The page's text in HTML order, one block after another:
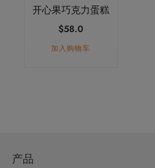
开心果巧克力蛋糕
$58.0
加入购物车
产品